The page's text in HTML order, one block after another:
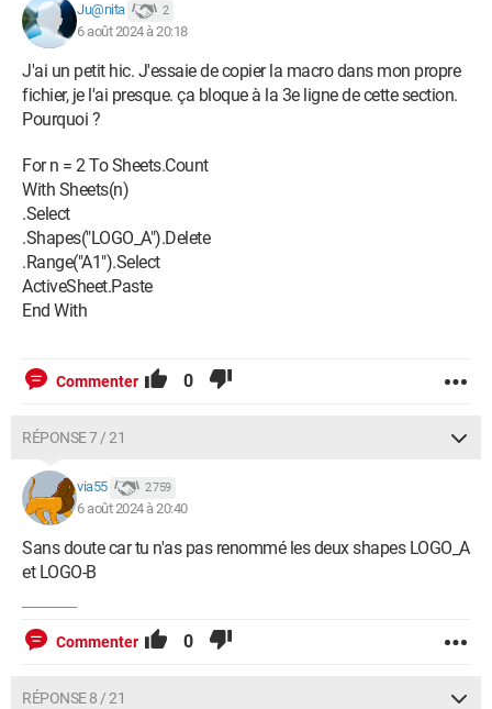
Ju@nita 2
6 août 2024 à 20:18
J'ai un petit hic. J'essaie de copier la macro dans mon propre
fichier, je l'ai presque. ça bloque à la 3e ligne de cette section.
Pourquoi ?
For n = 2 To Sheets.Count
With Sheets(n)
.Select
.Shapes("LOGO_A").Delete
.Range("A1").Select
ActiveSheet.Paste
End With
Commenter 0
RÉPONSE 7 / 21
via55 2 759
6 août 2024 à 20:40
Sans doute car tu n'as pas renommé les deux shapes LOGO_A
et LOGO-B
Commenter 0
RÉPONSE 8 / 21